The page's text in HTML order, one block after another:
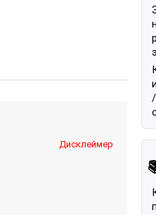
Дисклеймер